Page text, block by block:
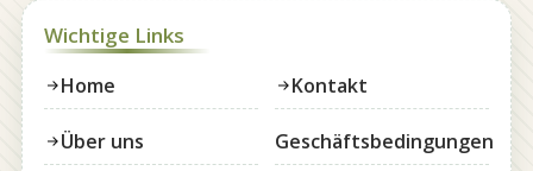
Wichtige Links
Home Kontakt
Über uns Geschäftsbedingungen